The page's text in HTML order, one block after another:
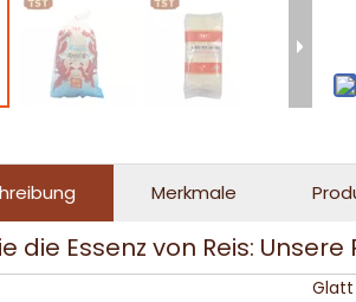
Merkmale
die Essenz von Reis: